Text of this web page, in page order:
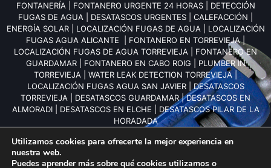
FONTANERÍA| FONTANERO URGENTE 24 HORAS|
DETECCIÓN
FUGAS DE AGUA
DESATASCOS URGENTES CALEFACCIÓN
ENERGÍA SOLAR| LOCALIZACIÓN FUGAS DE AGUA| LOCALIZACIÓN
FUGAS AGUA ALICANTE
FONTANERO EN TORREVIEJA|
LOCALIZACIÓN FUGAS DE AGUA TORREVIEJA
FONTANERO EN
GUARDAMAR| FONTANERO EN CABO ROIG
PLUMBER IN
TORREVIEJA
WATER LEAK DETECTION TORREVIEJA|
LOCALIZACIÓN FUGAS AGUA SAN JAVIER|DESATASCOS
TORREVIEJA
DESATASCOS GUARDAMAR|DESATASCOS EN
ALMORADI| DESATASCOS EN ELCHE
DESATASCOS PILAR DE LA
HORADADA
Utilizamos cookies para ofrecerte la mejor experiencia en
nuestra web.
Puedes aprender más sobre qué cookies utilizamos o